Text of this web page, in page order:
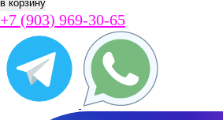
+7 (903) 969-30-65